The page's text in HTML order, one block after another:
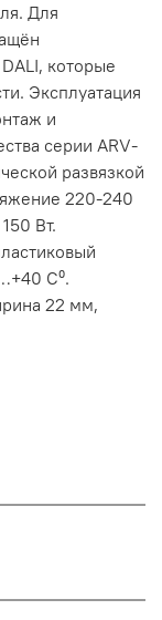
Для
которые
Эксплуатация
и
серии ARV-
развязкой
220-240
Вт.
C⁰.
22 мм,